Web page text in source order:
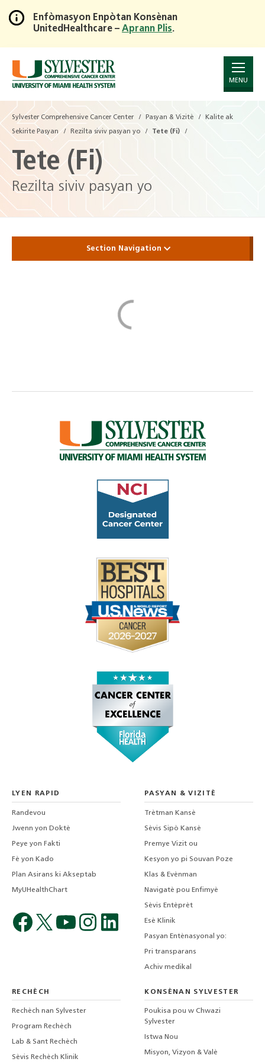
Skip
to
Main
Content
Enfòmasyon Enpòtan Konsènan
UnitedHealthcare – Aprann Plis.
MENU
Sylvester Comprehensive Cancer Center Pasyan & Vizitè Kalite ak
Sekirite Pasyan Rezilta siviv pasyan yo Tete (Fi)
Tete (Fi)
Rezilta siviv pasyan yo
Section Navigation
LYEN RAPID
Randevou
Jwenn yon Doktè
Peye yon Fakti
Fè yon Kado
Plan Asirans ki Akseptab
MyUHealthChart
PASYAN & VIZITÈ
Trètman Kansè
Sèvis Sipò Kansè
Premye Vizit ou
Kesyon yo pi Souvan Poze
Klas & Evènman
Navigatè pou Enfimyè
Sèvis Entèprèt
Esè Klinik
Pasyan Entènasyonal yo:
Pri transparans
Achiv medikal
RECHÈCH
Rechèch nan Sylvester
Program Rechèch
Lab & Sant Rechèch
Sèvis Rechèch Klinik
KONSÈNAN SYLVESTER
Poukisa pou w Chwazi
Sylvester
Istwa Nou
Misyon, Vizyon & Valè